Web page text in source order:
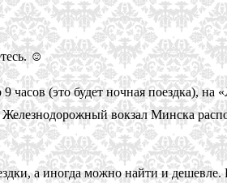
☺
(это будет ночная поездка), на
вокзал Минска
а иногда можно найти и дешевле.